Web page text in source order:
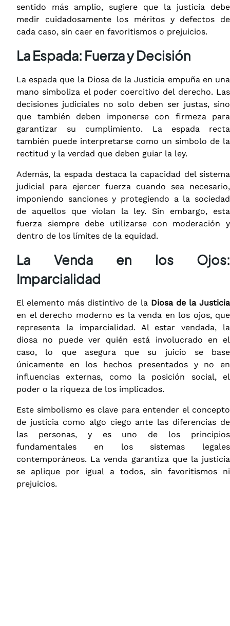
sentido más amplio, sugiere que la justicia debe
medir cuidadosamente los méritos y defectos de
cada caso, sin caer en favoritismos o prejuicios.
La Espada: Fuerza y Decisión
La espada que la Diosa de la Justicia empuña en una
mano simboliza el poder coercitivo del derecho. Las
decisiones judiciales no solo deben ser justas, sino
que también deben imponerse con firmeza para
garantizar su cumplimiento. La espada recta
también puede interpretarse como un símbolo de la
rectitud y la verdad que deben guiar la ley.
Además, la espada destaca la capacidad del sistema
judicial para ejercer fuerza cuando sea necesario,
imponiendo sanciones y protegiendo a la sociedad
de aquellos que violan la ley. Sin embargo, esta
fuerza siempre debe utilizarse con moderación y
dentro de los límites de la equidad.
La Venda en los Ojos:
Imparcialidad
El elemento más distintivo de la Diosa de la Justicia
en el derecho moderno es la venda en los ojos, que
representa la imparcialidad. Al estar vendada, la
diosa no puede ver quién está involucrado en el
caso, lo que asegura que su juicio se base
únicamente en los hechos presentados y no en
influencias externas, como la posición social, el
poder o la riqueza de los implicados.
Este simbolismo es clave para entender el concepto
de justicia como algo ciego ante las diferencias de
las personas, y es uno de los principios
fundamentales en los sistemas legales
contemporáneos. La venda garantiza que la justicia
se aplique por igual a todos, sin favoritismos ni
prejuicios.